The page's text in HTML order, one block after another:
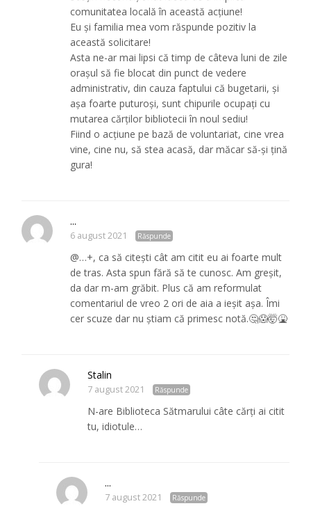
comunitatea locală în această acțiune!
Eu și familia mea vom răspunde pozitiv la
această solicitare!
Asta ne-ar mai lipsi că timp de câteva luni de zile
orașul să fie blocat din punct de vedere
administrativ, din cauza faptului că bugetarii, și
așa foarte puturoși, sunt chipurile ocupați cu
mutarea cărților bibliotecii în noul sediu!
Fiind o acțiune pe bază de voluntariat, cine vrea
vine, cine nu, să stea acasă, dar măcar să-și țină
gura!
...
6 august 2021 Răspunde
@…+, ca să citești cât am citit eu ai foarte mult
de tras. Asta spun fără să te cunosc. Am greșit,
da dar m-am grăbit. Plus că am reformulat
comentariul de vreo 2 ori de aia a ieșit așa. Îmi
cer scuze dar nu știam că primesc notă.🤔😱🤯🤮
Stalin
7 august 2021 Răspunde
N-are Biblioteca Sătmarului câte cărți ai citit
tu, idiotule…
...
7 august 2021 Răspunde